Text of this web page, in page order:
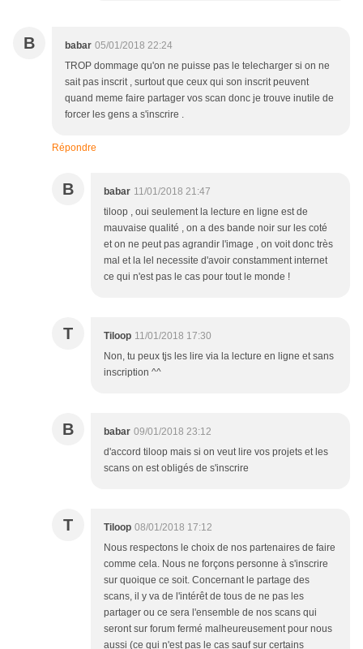
B babar 05/01/2018 22:24
TROP dommage qu'on ne puisse pas le telecharger si on ne
sait pas inscrit , surtout que ceux qui son inscrit peuvent
quand meme faire partager vos scan donc je trouve inutile de
forcer les gens a s'inscrire .
Répondre
B babar 11/01/2018 21:47
tiloop , oui seulement la lecture en ligne est de
mauvaise qualité , on a des bande noir sur les coté
et on ne peut pas agrandir l'image , on voit donc très
mal et la lel necessite d'avoir constamment internet
ce qui n'est pas le cas pour tout le monde !
T Tiloop 11/01/2018 17:30
Non, tu peux tjs les lire via la lecture en ligne et sans
inscription ^^
B babar 09/01/2018 23:12
d'accord tiloop mais si on veut lire vos projets et les
scans on est obligés de s'inscrire
T Tiloop 08/01/2018 17:12
Nous respectons le choix de nos partenaires de faire
comme cela. Nous ne forçons personne à s'inscrire
sur quoique ce soit. Concernant le partage des
scans, il y va de l'intérêt de tous de ne pas les
partager ou ce sera l'ensemble de nos scans qui
seront sur forum fermé malheureusement pour nous
aussi (ce qui n'est pas le cas sauf sur certains